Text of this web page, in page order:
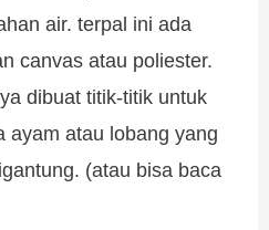
air. terpal ini ada
canvas atau poliester.
dibuat titik-titik untuk
ayam atau lobang yang
(atau bisa baca